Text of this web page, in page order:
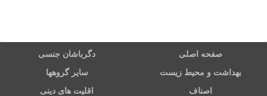
صفحه اصلی دگرباشان جنسی
بهداشت و محیط زیست سایر گروهها
اصناف اقلیت های دینی